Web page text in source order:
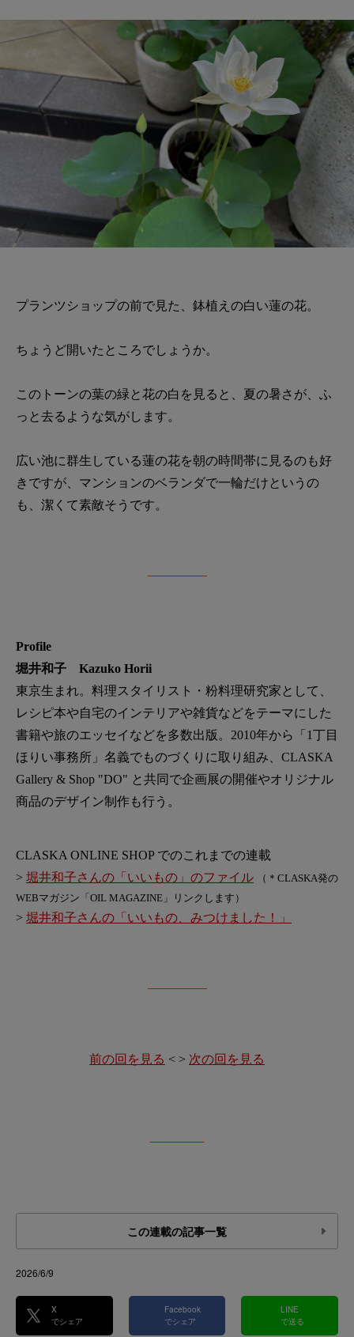
プランツショップの前で見た、鉢植えの白い蓮の花。
ちょうど開いたところでしょうか。
このトーンの葉の緑と花の白を見ると、夏の暑さが、ふ
っと去るような気がします。
広い池に群生している蓮の花を朝の時間帯に見るのも好
きですが、マンションのベランダで一輪だけというの
も、潔くて素敵そうです。
Profile
堀井和子 Kazuko Horii
東京生まれ。料理スタイリスト・粉料理研究家として、
レシピ本や自宅のインテリアや雑貨などをテーマにした
書籍や旅のエッセイなどを多数出版。2010年から「1丁目
ほりい事務所」名義でものづくりに取り組み、CLASKA
Gallery & Shop "DO" と共同で企画展の開催やオリジナル
商品のデザイン制作も行う。
CLASKA ONLINE SHOP でのこれまでの連載
> 堀井和子さんの「いいもの」のファイル
（＊CLASKA発の
WEBマガジン「OIL MAGAZINE」リンクします）
> 堀井和子さんの「いいもの、みつけました！」
前の回を見る < > 次の回を見る
この連載の記事一覧
2026/6/9
X
でシェア
Facebook
でシェア
LINE
で送る